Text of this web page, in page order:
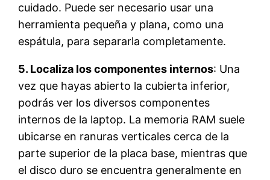
cuidado. Puede ser necesario usar una
herramienta pequeña y plana, como una
espátula, para separarla completamente.
5. Localiza los componentes internos: Una
vez que hayas abierto la cubierta inferior,
podrás ver los diversos componentes
internos de la laptop. La memoria RAM suele
ubicarse en ranuras verticales cerca de la
parte superior de la placa base, mientras que
el disco duro se encuentra generalmente en